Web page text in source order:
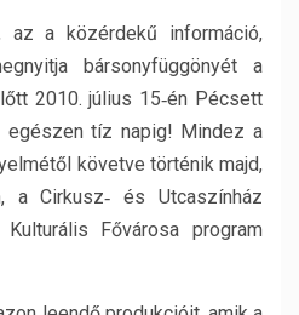
az a közérdekű információ,
bársonyfüggönyét a
2010. július 15‐én Pécsett
tíz napig! Mindez a
követve történik majd,
a Cirkusz‐ és Utcaszínház
Fővárosa program